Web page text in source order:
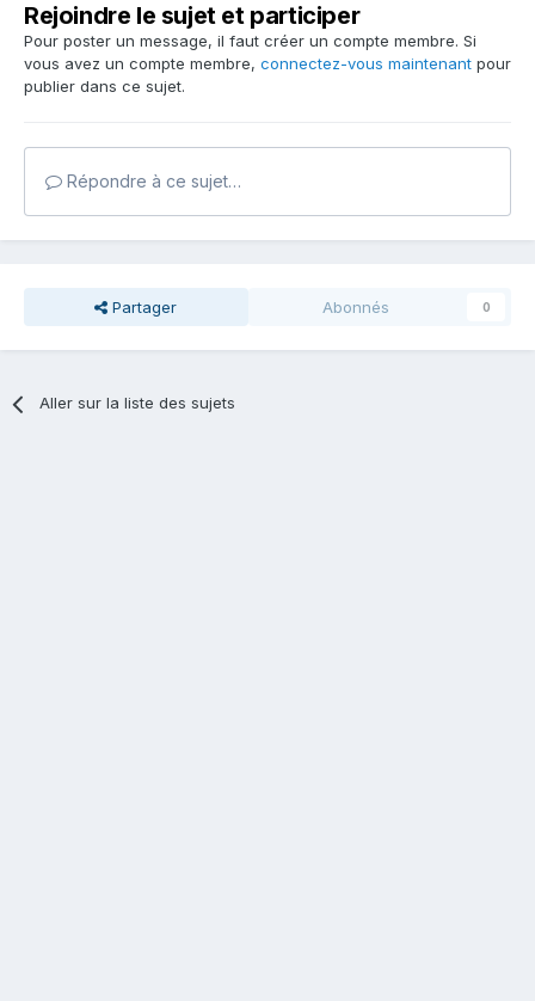
Rejoindre le sujet et participer
Pour poster un message, il faut créer un compte membre. Si
vous avez un compte membre, connectez-vous maintenant pour
publier dans ce sujet.
Répondre à ce sujet…
Partager Abonnés 0
Aller sur la liste des sujets